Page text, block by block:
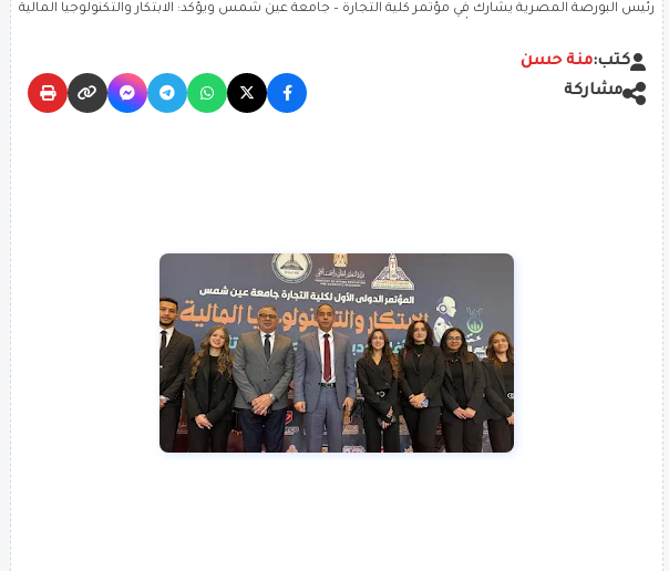
رئيس البورصة المصرية يشارك في مؤتمر كلية التجارة – جامعة عين شمس ويؤكد: الابتكار والتكنولوجيا المالية
كتب:منة حسن
مشاركة